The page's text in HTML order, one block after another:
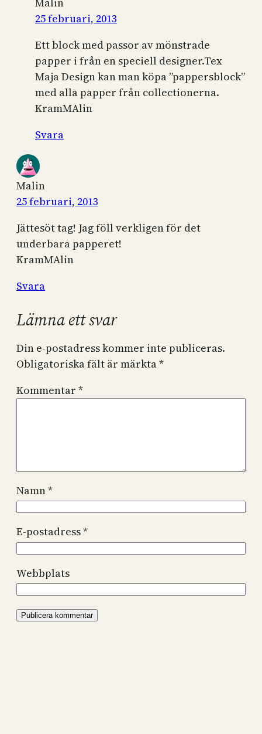
25 februari, 2013
Ett block med passor av mönstrade
papper i från en speciell designer.Tex
Maja Design kan man köpa ”pappersblock”
med alla papper från collectionerna.
KramMAlin
Svara
Malin
25 februari, 2013
Jättesöt tag! Jag föll verkligen för det
underbara papperet!
KramMAlin
Svara
Lämna ett svar
Din e-postadress kommer inte publiceras.
Obligatoriska fält är märkta*
Kommentar *
Namn*
E-postadress*
Webbplats